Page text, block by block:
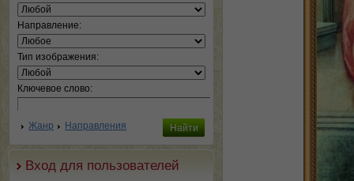
Направление:
Тип изображения:
Ключевое слово:
Жанр Направления
Вход для пользователей